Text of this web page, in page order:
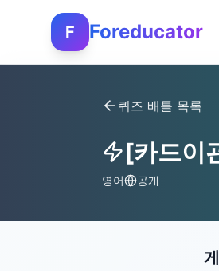
F Foreducator
퀴즈 배틀 목록
[카드이
영어 공개